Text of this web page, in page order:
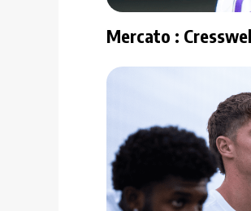
Mercato :